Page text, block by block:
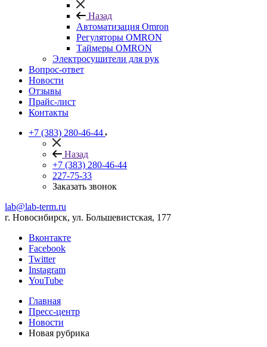
Назад
Автоматизация Omron
Регуляторы OMRON
Таймеры OMRON
Электросушители для рук
Вопрос-ответ
Новости
Отзывы
Прайс-лист
Контакты
+7 (383) 280-46-44
Назад
+7 (383) 280-46-44
227-75-33
Заказать звонок
lab@lab-term.ru
г. Новосибирск, ул. Большевистская, 177
Вконтакте
Facebook
Twitter
Instagram
YouTube
Главная
Пресс-центр
Новости
Новая рубрика